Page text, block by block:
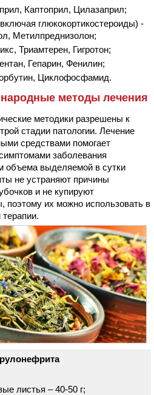
Каптоприл, Цилазаприл;
глюкокортикостероиды) -
Метилпреднизолон;
Триамтерен, Гигротон;
Гепарин, Фенилин;
Циклофосфамид.
методы лечения
методики разрешены к
стадии патологии. Лечение
средствами помогает
заболевания
объема выделяемой в сутки
не устраняют причины
и не купируют
поэтому их можно использовать в
терапии.
листья – 40-50 г;